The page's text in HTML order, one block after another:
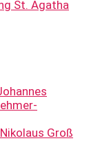
St. Agatha
Groß